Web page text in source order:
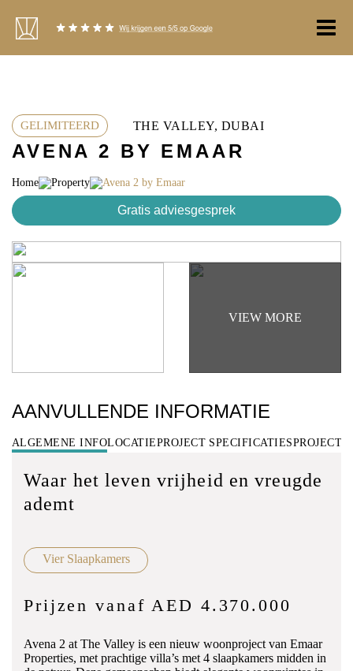
naar
GELIMITEERD THE VALLEY, DUBAI
AVENA 2 BY EMAAR
Home Property Avena 2 by Emaar
Gratis adviesgesprek
AANVULLENDE INFORMATIE
ALGEMENE INFOLOCATIEPROJECT SPECIFICATIESPROJECT
Waar het leven vrijheid en vreugde
ademt
Vier Slaapkamers
Prijzen vanaf AED 4.370.000
Avena 2 at The Valley is een nieuw woonproject van Emaar
Properties, met prachtige villa’s met 4 slaapkamers midden in